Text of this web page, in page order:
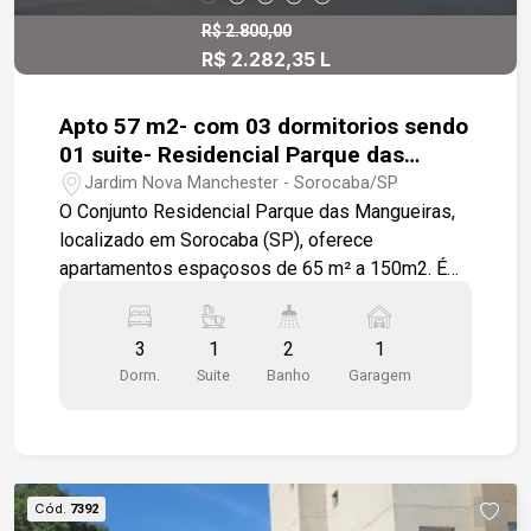
Marginal Dom Aguirre.R$ 2.800,00
R$ 2.282,35 L
Apto 57 m2- com 03 dormitorios sendo
01 suite- Residencial Parque das
Mangueiras
Jardim Nova Manchester - Sorocaba/SP
O Conjunto Residencial Parque das Mangueiras,
localizado em Sorocaba (SP), oferece
apartamentos espaçosos de 65 m² a 150m2. É
3 quartos, suíte e até 2 vagas de garagem. O
condomínio destaca-se por sua infraestrutura
completa e localização estratégica na região de
3
Dorm.
1
Suite
2
Banho
1
Garagem
Cód. 7392